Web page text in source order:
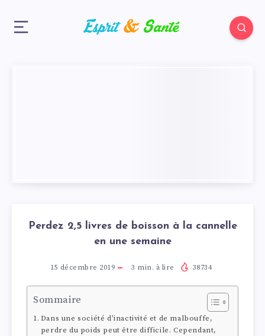
Perdez 2,5 livres de boisson à la cannelle
en une semaine
15 décembre 2019 3 min. à lire 38734
Sommaire
Dans une société d’inactivité et de malbouffe,
perdre du poids peut être difficile. Cependant,